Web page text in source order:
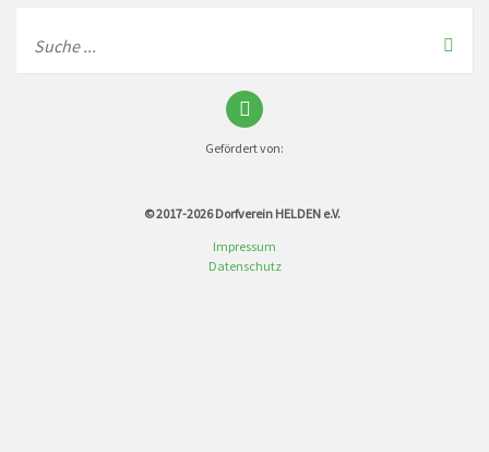
Gefördert von:
© 2017-2026Dorfverein HELDEN e.V.
Impressum
Datenschutz